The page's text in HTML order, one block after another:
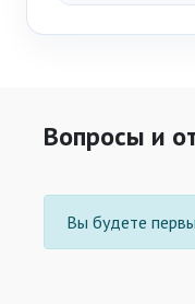
Вопросы и
Вы будете